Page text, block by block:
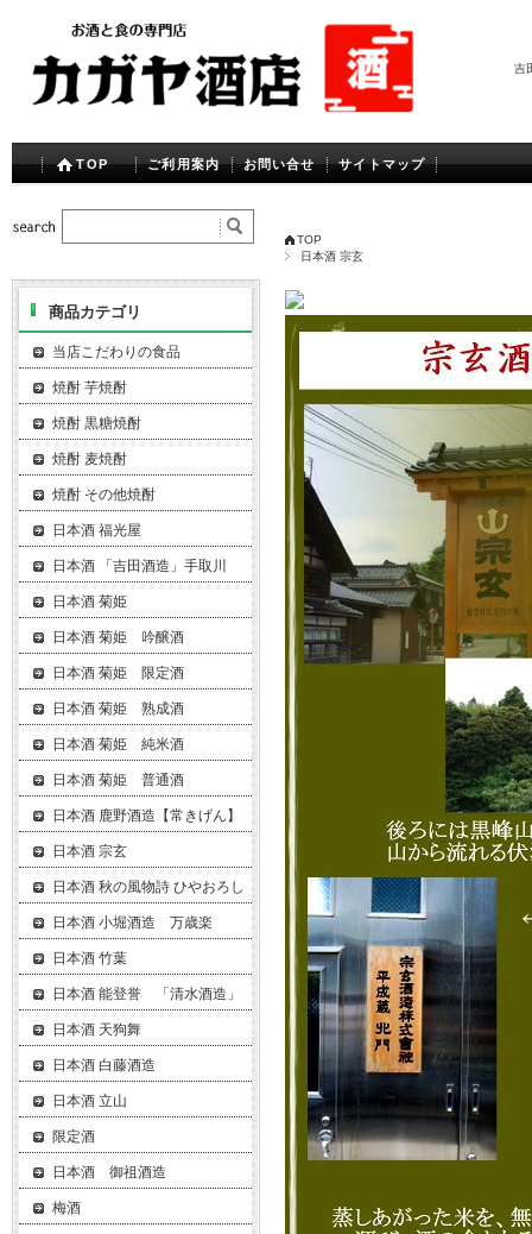
吉
TOP ご利用案内 お問い合せ サイトマップ
TOP
日本酒 宗玄
商品カテゴリ
当店こだわりの食品
焼酎 芋焼酎
焼酎 黒糖焼酎
焼酎 麦焼酎
焼酎 その他焼酎
日本酒 福光屋
日本酒 「吉田酒造」手取川
日本酒 菊姫
日本酒 菊姫 吟醸酒
日本酒 菊姫 限定酒
日本酒 菊姫 熟成酒
日本酒 菊姫 純米酒
日本酒 菊姫 普通酒
日本酒 鹿野酒造【常きげん】
日本酒 宗玄
日本酒 秋の風物詩 ひやおろし
日本酒 小堀酒造 万歳楽
日本酒 竹葉
日本酒 能登誉 「清水酒造」
日本酒 天狗舞
日本酒 白藤酒造
日本酒 立山
限定酒
日本酒 御祖酒造
梅酒